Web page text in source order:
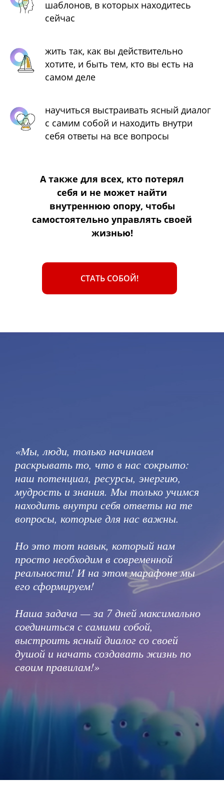
шаблонов, в которых находитесь
сейчас
жить так, как вы действительно
хотите, и быть тем, кто вы есть на
самом деле
научиться выстраивать ясный диалог
с самим собой и находить внутри
себя ответы на все вопросы
СТАТЬ СОБОЙ!
А также для всех, кто потерял
себя и не может найти
внутреннюю опору, чтобы
самостоятельно управлять своей
жизнью!
«Мы, люди, только начинаем
раскрывать то, что в нас сокрыто:
наш потенциал, ресурсы, энергию,
мудрость и знания. Мы только учимся
находить внутри себя ответы на те
вопросы, которые для нас важны.
Но это тот навык, который нам
просто необходим в современной
реальности! И на этом марафоне мы
его сформируем!
Наша задача — за 7 дней максимально
соединиться с самими собой,
выстроить ясный диалог со своей
душой и начать создавать жизнь по
своим правилам!»